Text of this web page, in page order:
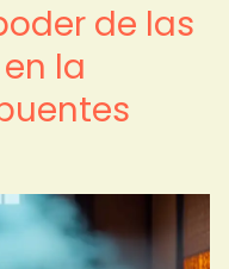
de las
la